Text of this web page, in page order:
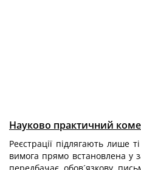
Науково практичний
Реєстрації підлягають лише
вимога прямо встановлена у